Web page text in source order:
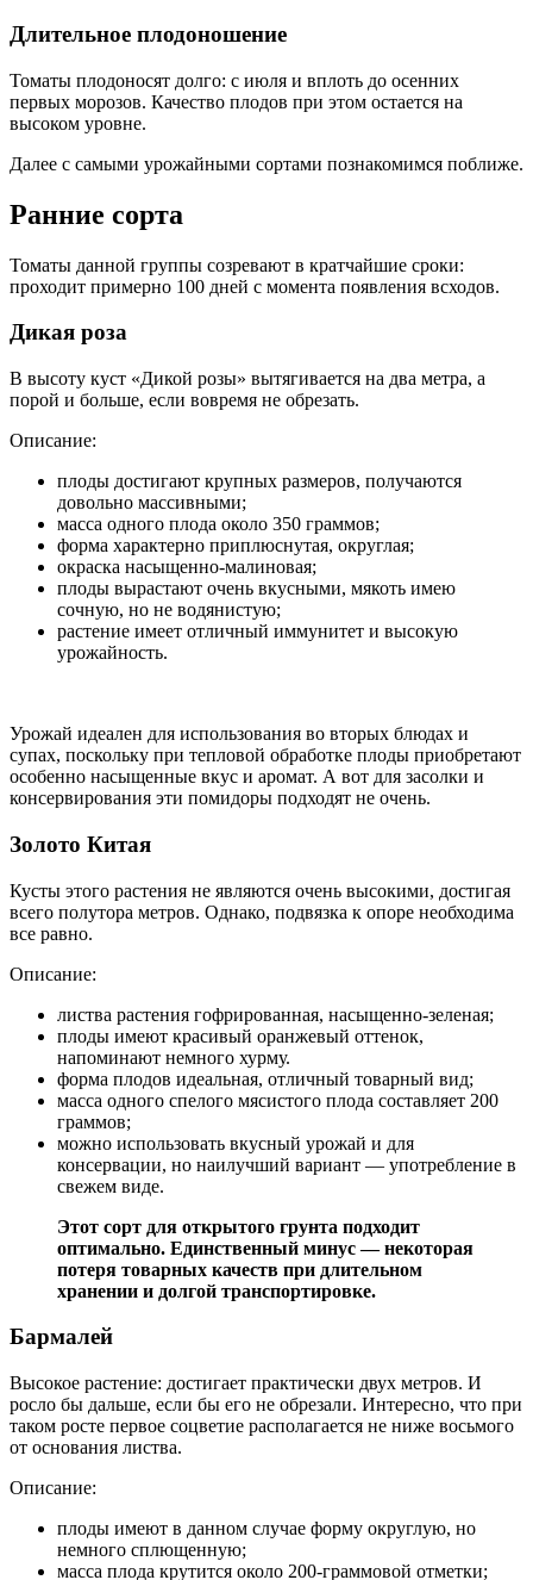
Длительное плодоношение
Томаты плодоносят долго: с июля и вплоть до осенних
первых морозов. Качество плодов при этом остается на
высоком уровне.
Далее с самыми урожайными сортами познакомимся поближе.
Ранние сорта
Томаты данной группы созревают в кратчайшие сроки:
проходит примерно 100 дней с момента появления всходов.
Дикая роза
В высоту куст «Дикой розы» вытягивается на два метра, а
порой и больше, если вовремя не обрезать.
Описание:
плоды достигают крупных размеров, получаются
довольно массивными;
масса одного плода около 350 граммов;
форма характерно приплюснутая, округлая;
окраска насыщенно-малиновая;
плоды вырастают очень вкусными, мякоть имею
сочную, но не водянистую;
растение имеет отличный иммунитет и высокую
урожайность.
Урожай идеален для использования во вторых блюдах и
супах, поскольку при тепловой обработке плоды приобретают
особенно насыщенные вкус и аромат. А вот для засолки и
консервирования эти помидоры подходят не очень.
Золото Китая
Кусты этого растения не являются очень высокими, достигая
всего полутора метров. Однако, подвязка к опоре необходима
все равно.
Описание:
листва растения гофрированная, насыщенно-зеленая;
плоды имеют красивый оранжевый оттенок,
напоминают немного хурму.
форма плодов идеальная, отличный товарный вид;
масса одного спелого мясистого плода составляет 200
граммов;
можно использовать вкусный урожай и для
консервации, но наилучший вариант — употребление в
свежем виде.
Этот сорт для открытого грунта подходит
оптимально. Единственный минус — некоторая
потеря товарных качеств при длительном
хранении и долгой транспортировке.
Бармалей
Высокое растение: достигает практически двух метров. И
росло бы дальше, если бы его не обрезали. Интересно, что при
таком росте первое соцветие располагается не ниже восьмого
от основания листва.
Описание:
плоды имеют в данном случае форму округлую, но
немного сплющенную;
масса плода крутится около 200-граммовой отметки;